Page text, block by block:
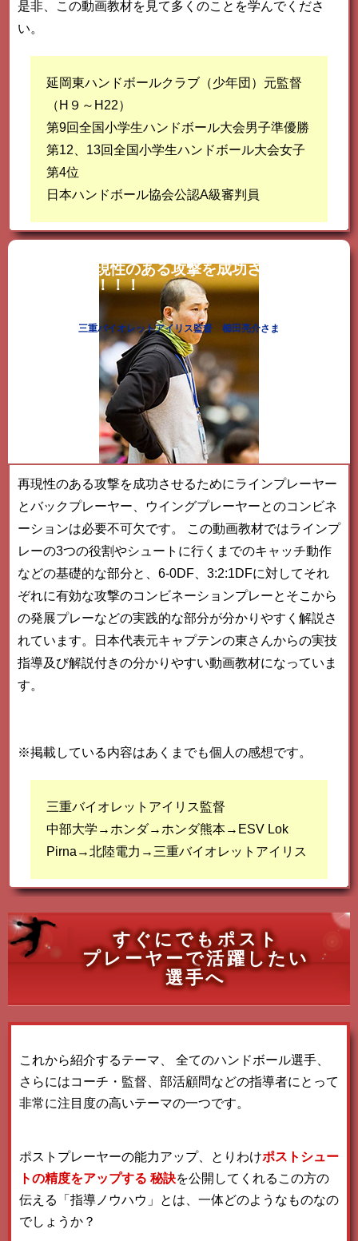
是非、この動画教材を見て多くのことを学んでくださ
い。
延岡東ハンドボールクラブ（少年団）元監督
（H９～H22）
第9回全国小学生ハンドボール大会男子準優勝
第12、13回全国小学生ハンドボール大会女子
第4位
日本ハンドボール協会公認A級審判員
再現性のある攻撃を成功させるため
に！！！
三重バイオレットアイリス監督 櫛田亮介さま
再現性のある攻撃を成功させるためにラインプレーヤー
とバックプレーヤー、ウイングプレーヤーとのコンビネ
ーションは必要不可欠です。 この動画教材ではラインプ
レーの3つの役割やシュートに行くまでのキャッチ動作
などの基礎的な部分と、6-0DF、3:2:1DFに対してそれ
ぞれに有効な攻撃のコンビネーションプレーとそこから
の発展プレーなどの実践的な部分が分かりやすく解説さ
れています。日本代表元キャプテンの東さんからの実技
指導及び解説付きの分かりやすい動画教材になっていま
す。
※掲載している内容はあくまでも個人の感想です。
三重バイオレットアイリス監督
中部大学→ホンダ→ホンダ熊本→ESV Lok
Pirna→北陸電力→三重バイオレットアイリス
すぐにでもポスト
プレーヤーで活躍したい
選手へ
これから紹介するテーマ、
全てのハンドボール選手、
さらにはコーチ・監督、部活顧問などの指導者にとって
非常に注目度の高いテーマの一つです。
ポストプレーヤーの能力アップ、とりわけポストシュー
トの精度をアップする 秘訣を公開してくれるこの方の
伝える「指導ノウハウ」とは、一体どのようなものなの
でしょうか？